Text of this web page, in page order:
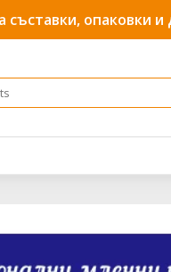
съставки, опаковки